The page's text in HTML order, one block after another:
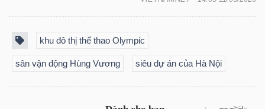
khu đô thị thể thao Olympic
sân vận động Hùng Vương siêu dự án của Hà Nội
NGHIỆP